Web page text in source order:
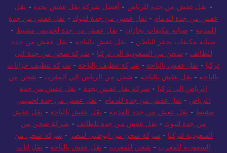
- نقل عفش من جدة للرياض - أفضل شركة نقل عفش بجدة - نقل
عفش من جدة للدمام - نقل عفش من جدة لتبوك - نقل عفش من جدة
للمدينة - صيانة مكيفات بجازان - نقل عفش من جدة لخميس مشيط -
صيانة مكيفات بحفر الباطن - نقل عفش بالباحة - نقل عفش من جدة
للطائف - شحن من السعودية الى تركيا - شركة شحن من جدة الى
تركيا - نقل عفش بالباحة - شركة تنظيف بالباحة - شركة تنظيف خزانات
بالباحة - نقل عفش بالباحة - شحن من الرياض الي المغرب - شحن من
الرياض الى تركيا - شركة نقل عفش بجدة - نقل عفش من جدة
للرياض - نقل عفش من جدة للدمام - نقل عفش من جدة لخميس
مشيط - نقل عفش من جدة للمدينة - نقل عفش بالباحة - نقل عفش
من جدة لتبوك - نقل عفش من جدة للطائف - شركة شحن من
السعودية لتركيا - شركة شحن من ابوظبي لمصر - شركة شحن من
السعودية للمغرب - شحن للمغرب - نقل عفش بالباحة - نقل اثاث